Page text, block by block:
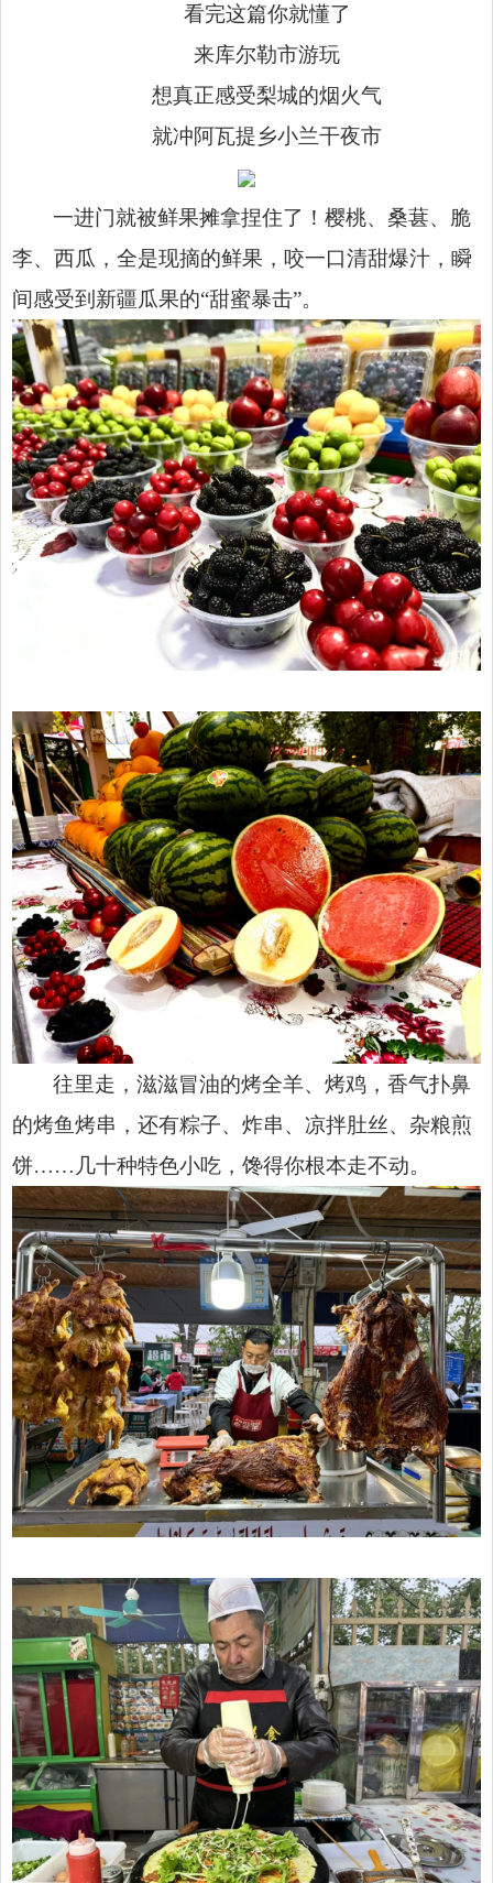
看完这篇你就懂了
来库尔勒市游玩
想真正感受梨城的烟火气
就冲阿瓦提乡小兰干夜市
一进门就被鲜果摊拿捏住了！樱桃、桑葚、脆
李、西瓜，全是现摘的鲜果，咬一口清甜爆汁，瞬
间感受到新疆瓜果的“甜蜜暴击”。
往里走，滋滋冒油的烤全羊、烤鸡，香气扑鼻
的烤鱼烤串，还有粽子、炸串、凉拌肚丝、杂粮煎
饼……几十种特色小吃，馋得你根本走不动。